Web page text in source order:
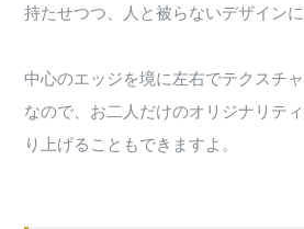
持たせつつ、人と被らないデザインに
中心のエッジを境に左右でテクスチ
なので、お二人だけのオリジナリテ
り上げることもできますよ。